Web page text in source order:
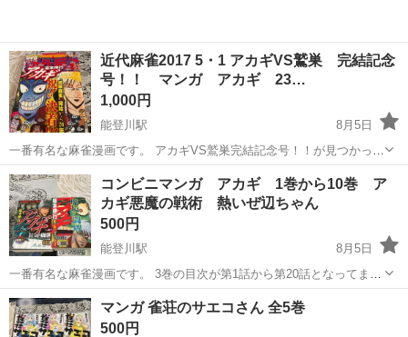
近代麻雀2017 5・1 アカギVS鷲巣 完結記念
号！！ マンガ アカギ 23…
1,000円
能登川駅
8月5日
一番有名な麻雀漫画です。 アカギVS鷲巣完結記念号！！が見つかった
ので追加で出品します。付録のDVDが付いています。 23巻と24巻の汚
れが特に目立ちます。 別で出品しているコンビニマンガアカギと同時
購入で値引きします...
滋賀 東近江市 能登川駅 マンガ、コミック、アニメ
アカギ
コンビニマンガ アカギ 1巻から10巻 ア
カギ悪魔の戦術 熱いぜ辺ちゃん
500円
能登川駅
8月5日
一番有名な麻雀漫画です。 3巻の目次が第1話から第20話となってます
が内容は第41話から第60話です。 単行本の1巻から22巻、23巻の195
話を収録しています。 「アカギ悪魔の戦術」「熱いぜ辺ちゃん」をお
付けします。
滋賀 東近江市 能登川駅 マンガ、コミック、アニメ
アカギ
マンガ 雀荘のサエコさん 全5巻
500円